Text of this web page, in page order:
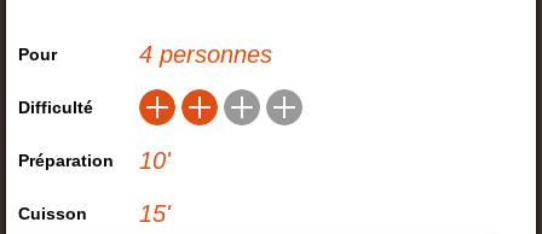
Pour 4 personnes
Difficulté
Préparation 10'
Cuisson 15'